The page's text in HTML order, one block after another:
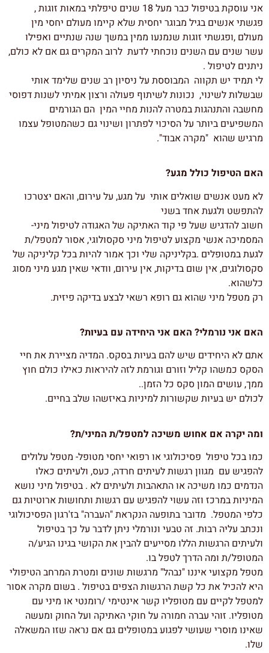
אני עוסקת בטיפול כבר מעל 18 שנים טיפלתי במאות זוגות ,
פגשתי אנשים בגיל מבוגר יחסית שלא קיימו מעולם יחסי מין
מעולם ,ופגשתי זוגות שנמנעו ממין במשך שנה שנתיים ואפילו
עשר שנים עם השנים נוכחתי לדעת לרוב המקרים גם אם לא כולם,
ניתנים לטיפול .
לי תמיד יש תקווה המבוססת על ניסיון רב שנים שלימד אותי
שבשלות לשינוי, נכונות לשיתוף פעולה ורצון אמיתי לשנות דפוסי
מחשבה והתנהגות במטרה להנות מחיי המין הם הגורמים
המשפיעים ביותר על הסיכוי לפתרון ושינוי גם כשהמטופל עצמו
מרגיש שהוא "מקרה אבוד".
האם הטיפול כולל מגע?
לא מעט אנשים שואלים אותי על מגע, על עירום, והאם יצטרכו
להתפשט ולגעת אחד בשני
חשוב להדגיש שעל פי קוד האתיקה של האגודה לטיפול מיני-
המסמיכה אנשי מקצוע לטיפול מיני סקסולוגי, אסור למטפל/ת
לגעת במטופלים .בקליניקה שלי וכך אמור להיות בכל קליניקה של
סקסולוגים, אין שום בדיקות, אין עירום, וודאי שאין מגע מיני מסוג
כלשהוא.
רק מטפל מיני שהוא גם רופא רשאי לבצע בדיקה פיזית.
האם אני נורמלי? האם אני היחידה עם בעיות?
אתם לא היחידים שיש להם בעיות בסקס. המדיה מציירת את חיי
הסקס כמשהו קליל וזורם וגורמת לזה להיראות כאילו כולם חוץ
ממך, עושים המון סקס כל הזמן..
לכולם יש בעיות שקשורות למיניות באיזשהו שלב בחיים.
ומה יקרה אם אחוש משיכה למטפל/ת המיני/ת?
כמו בכל טיפול פסיכולוגי או רפואי יחסי מטופל- מטפל עלולים
להפגיש עם מגוון רגשות לעיתים חרדה, כעס, ולעיתים כאלו
הנדמים כמו משיכה או התאהבות ולעיתים לא . בטיפול מיני נושא
המיניות במרכז וזה עשוי להפגיש עם רגשות ותחושות ארוטיות גם
כלפי המטפל. מדובר בתופעה הנקראת "העברה" בז'רגון הפסיכולוגי
ונכתב עליה רבות. זה טבעי ונורמלי ניתן לדבר על כך בטיפול
ולעיתים הרגשות הללו מסייעים להבין את הקושי בגינו הגיע/ה
המטופל/ת ומה הדרך לטפל בו.
מטפל מקצועי איננו "נבהל" מרגשות שונים ומטרת המרחב הטיפולי
היא להכיל את כל קשת הרגשות הצפים בטיפול . בשום מקרה אסור
למטפל לקיים עם מטופליו קשר אינטימי /רומנטי או מיני עם
מטופליו. זוהי עברה חמורה על חוקי האתיקה ועל החוק ומעשה
שאינו מוסרי שעושי לפגוע במטופלים גם אם נראה שזו המשאלה
שלו.